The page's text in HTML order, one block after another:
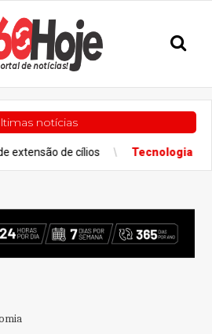
notícias
de cílios Tecnologia O